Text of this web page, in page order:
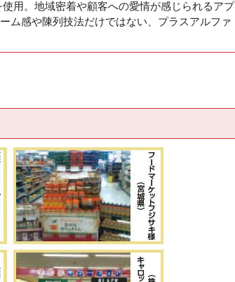
用。地域密着や顧客への愛情が感じられるアプ
ム感や陳列技法だけではない、プラスアルファ